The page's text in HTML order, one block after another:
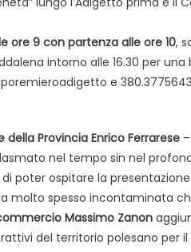
ore 9 con partenza alle ore 10,
intorno alle 16.30 per
e
della Provincia Enrico Ferrarese
nel tempo sin nel
poter ospitare la
molto spesso incontaminata
Massimo Zanon
del territorio polesano per